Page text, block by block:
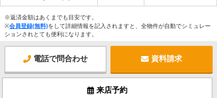
※返済金額はあくまでも目安です。
※会員登録(無料)をして詳細情報を記入されますと、全物件が自動でシミュレー
ションされとても便利になります。
電話で問合わせ 資料請求
来店予約